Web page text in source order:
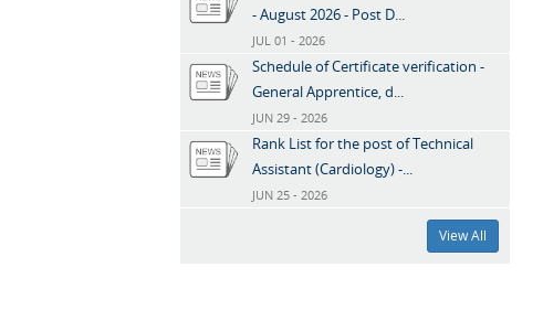
- August 2026 - Post D...
JUL 01 - 2026
Schedule of Certificate verification -
General Apprentice, d...
JUN 29 - 2026
Rank List for the post of Technical
Assistant (Cardiology) -...
JUN 25 - 2026
View All